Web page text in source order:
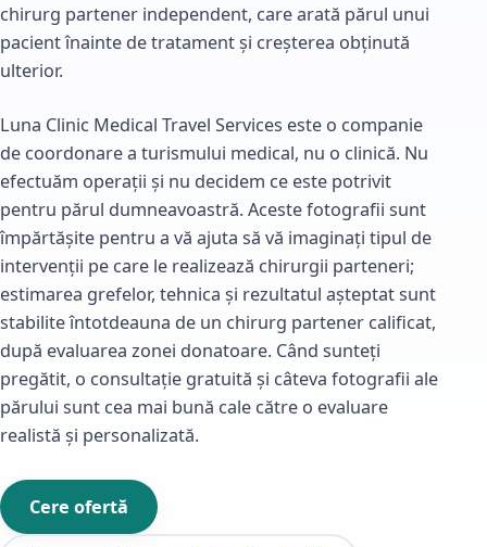
chirurg partener independent, care arată părul unui
pacient înainte de tratament și creșterea obținută
ulterior.
Luna Clinic Medical Travel Services este o companie
de coordonare a turismului medical, nu o clinică. Nu
efectuăm operații și nu decidem ce este potrivit
pentru părul dumneavoastră. Aceste fotografii sunt
împărtășite pentru a vă ajuta să vă imaginați tipul de
intervenții pe care le realizează chirurgii parteneri;
estimarea grefelor, tehnica și rezultatul așteptat sunt
stabilite întotdeauna de un chirurg partener calificat,
după evaluarea zonei donatoare. Când sunteți
pregătit, o consultație gratuită și câteva fotografii ale
părului sunt cea mai bună cale către o evaluare
realistă și personalizată.
Cere ofertă